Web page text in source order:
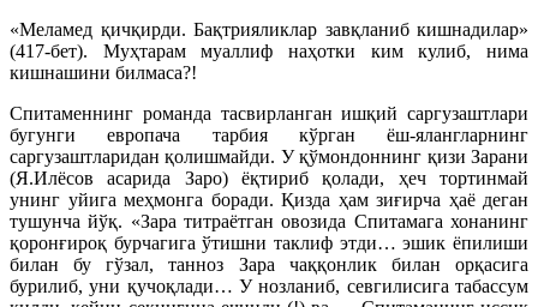
«Меламед қичқирди. Бақтрияликлар завқланиб кишнадилар»
(417-бет). Муҳтарам муаллиф наҳотки ким кулиб, нима
кишнашини билмаса?!
Спитаменнинг романда тасвирланган ишқий саргузаштлари
бугунги европача тарбия кўрган ёш-ялангларнинг
саргузаштларидан қолишмайди. У қўмондоннинг қизи Зарани
(Я.Илёсов асарида Заро) ёқтириб қолади, ҳеч тортинмай
унинг уйига меҳмонга боради. Қизда ҳам зиғирча ҳаё деган
тушунча йўқ. «Зара титраётган овозида Спитамага хонанинг
қоронғироқ бурчагига ўтишни таклиф этди… эшик ёпилиши
билан бу гўзал, танноз Зара чаққонлик билан орқасига
бурилиб, уни қучоқлади… У нозланиб, севгилисига табассум